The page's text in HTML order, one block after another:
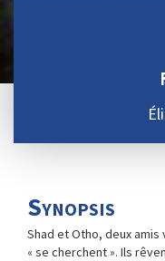
Synopsis
Shad et Otho, deux amis
« se cherchent ». Ils